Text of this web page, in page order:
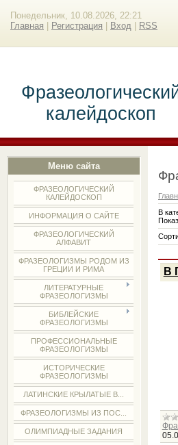
Понедельник, 10.08.2026, 22:21
Главная
Регистрация Вход RSS
калейдоскоп
Меню сайта
ФРАЗЕОЛОГИЧЕСКИЙ
КАЛЕЙДОСКОП
ИНФОРМАЦИЯ О САЙТЕ
ФРАЗЕОЛОГИЧЕСКИЙ
АЛФАВИТ
ФРАЗЕОЛОГИЗМЫ РОДОМ ИЗ
ГРЕЦИИ И РИМА
ЛИТЕРАТУРНЫЕ
ФРАЗЕОЛОГИЗМЫ
БИБЛЕЙСКИЕ
ФРАЗЕОЛОГИЗМЫ
ПРОФЕССИОНАЛЬНЫЕ
ФРАЗЕОЛОГИЗМЫ
ИСТОРИЧЕСКИЕ
ФРАЗЕОЛОГИЗМЫ
ЛАТИНСКИЕ КРЫЛАТЫЕ В...
ФРАЗЕОЛОГИЗМЫ ИЗ ПОС...
ОЛИМПИАДНЫЕ ЗАДАНИЯ
В
В